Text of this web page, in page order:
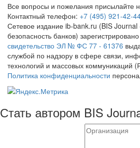
Все вопросы и пожелания присылайте
Контактный телефон: +7 (495) 921-42-
Сетевое издание ib-bank.ru (BIS
безопасность банков)
свидетельство ЭЛ № ФС 77 - 61376
службой по надзору в сфере связи,
технологий и массовых коммуникаций
Политика конфиденциальности
Стать автором BIS